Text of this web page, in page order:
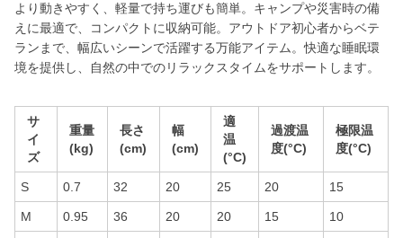
より動きやすく、軽量で持ち運びも簡単。キャンプや災害時の備
えに最適で、コンパクトに収納可能。アウトドア初心者からベテ
ランまで、幅広いシーンで活躍する万能アイテム。快適な睡眠環
境を提供し、自然の中でのリラックスタイムをサポートします。
サ
イ
ズ
重量
(kg)
長さ
(cm)
幅
(cm)
適
温
(°C)
過渡温
度(°C)
極限温
度(°C)
S 0.7 32 20 25 20 15
M 0.95 36 20 20 15 10